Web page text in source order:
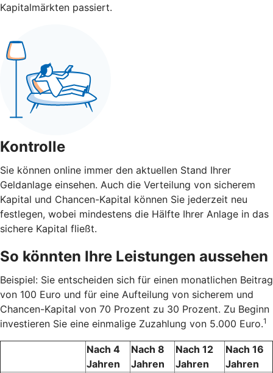
Kapitalmärkten passiert.
Kontrolle
Sie können online immer den aktuellen Stand Ihrer
Geldanlage einsehen. Auch die Verteilung von sicherem
Kapital und Chancen-Kapital können Sie jederzeit neu
festlegen, wobei mindestens die Hälfte Ihrer Anlage in das
sichere Kapital fließt.
So könnten Ihre Leistungen aussehen
Beispiel: Sie entscheiden sich für einen monatlichen Beitrag
von 100 Euro und für eine Aufteilung von sicherem und
Chancen-Kapital von 70 Prozent zu 30 Prozent. Zu Beginn
investieren Sie eine einmalige Zuzahlung von 5.000 Euro.1
Nach 4
Jahren
Nach 8
Jahren
Nach 12
Jahren
Nach 16
Jahren